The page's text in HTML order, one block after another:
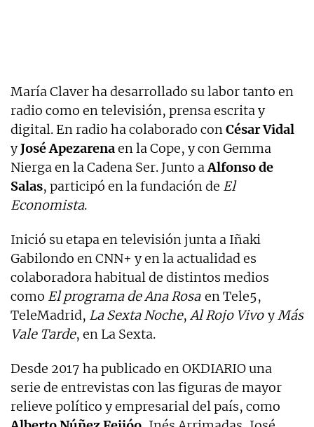
María Claver ha desarrollado su labor tanto en
radio como en televisión, prensa escrita y
digital. En radio ha colaborado conCésar Vidal
yJosé Apezarenaen la Cope, y con Gemma
Nierga en la Cadena Ser. Junto aAlfonso de
Salas, participó en la fundación de El
Economista.
Inició su etapa en televisión junta a Iñaki
Gabilondo en CNN+ y en la actualidad es
colaboradora habitual de distintos medios
como El programa de Ana Rosa en Tele5,
TeleMadrid, La Sexta Noche, Al Rojo Vivo yMás
Vale Tarde, en La Sexta.
Desde 2017 ha publicado en OKDIARIO una
serie de entrevistas con las figuras de mayor
relieve político y empresarial del país, como